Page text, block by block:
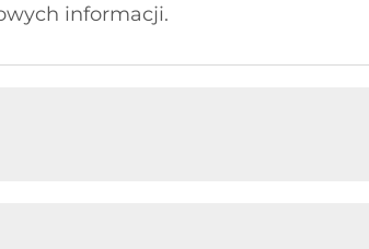
informacji.